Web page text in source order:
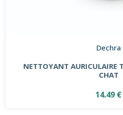
Dechra
NETTOYANT AURICULAIRE
CHAT
14.49 €